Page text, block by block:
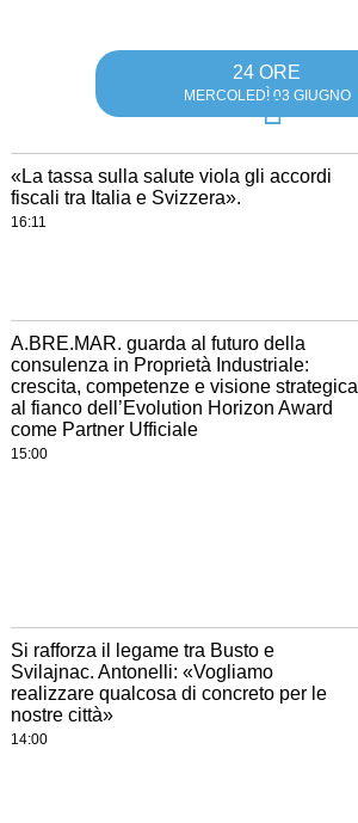
24 ORE
MERCOLEDÌ 03 GIUGNO
«La tassa sulla salute viola gli accordi
fiscali tra Italia e Svizzera».
16:11
A.BRE.MAR. guarda al futuro della
consulenza in Proprietà Industriale:
crescita, competenze e visione strategica
al fianco dell’Evolution Horizon Award
come Partner Ufficiale
15:00
Si rafforza il legame tra Busto e
Svilajnac. Antonelli: «Vogliamo
realizzare qualcosa di concreto per le
nostre città»
14:00